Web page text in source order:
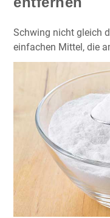
Schwing nicht gleich
einfachen Mittel, die